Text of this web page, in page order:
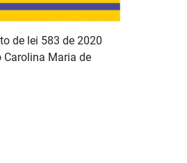
de lei 583 de 2020
Carolina Maria de